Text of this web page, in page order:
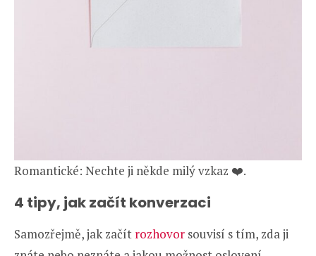
Romantické: Nechte ji někde milý vzkaz ❤️.
4 tipy, jak začít konverzaci
Samozřejmě, jak začít rozhovor souvisí s tím, zda ji